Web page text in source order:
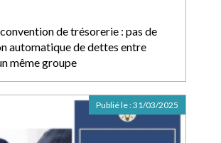
de trésorerie : pas de
automatique de dettes entre
même groupe
Publié le :31/03/2025